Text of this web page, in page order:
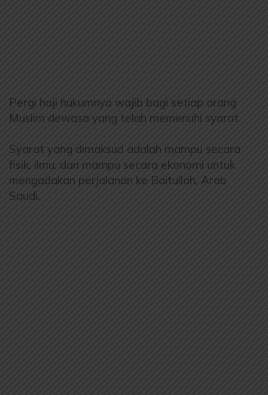
Pergi haji hukumnya wajib bagi setiap orang
Muslim dewasa yang telah memenuhi syarat.
Syarat yang dimaksud adalah mampu secara
fisik, ilmu, dan mampu secara ekonomi untuk
mengadakan perjalanan ke Baitullah, Arab
Saudi.